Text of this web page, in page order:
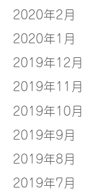
2020年2月
2020年1月
2019年12月
2019年11月
2019年10月
2019年9月
2019年8月
2019年7月